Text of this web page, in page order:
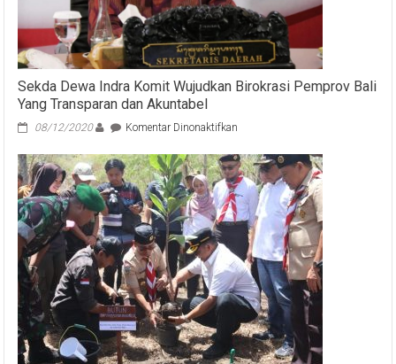
Sekda Dewa Indra Komit Wujudkan Birokrasi Pemprov Bali
Yang Transparan dan Akuntabel
08/12/2020 Komentar Dinonaktifkan
Dewa
Indra
Komit
Wujudkan
Birokrasi
Pemprov
Bali
Yang
Transparan
dan
Akuntabel